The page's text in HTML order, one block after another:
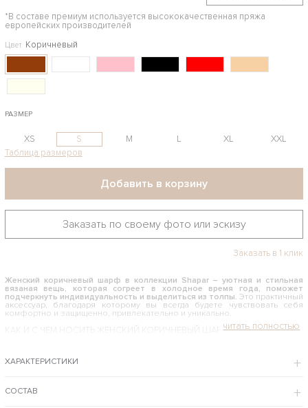
*В составе премиум используется высококачественная пряжа
европейских производителей
Цвет Коричневый
РАЗМЕР
XS S M L XL
XXL
Таблица размеров
Добавить в корзину
Заказать по своему фото или эскизу
Заказать в 1 клик
Женский коричневый шарф в коллекции Shapar – уютная и стильная
вязаная вещь, которая согреет в холодное время года, поможет
подчеркнуть индивидуальность и выделиться из толпы.Это практичный
аксессуар, благодаря которому вы всегда будете чувствовать себя
комфортно и защищенно, привлекательно и уникально.
КАК И С ЧЕМ НОСИТЬ ЖЕНСКИЙ КОРИЧНЕВЫЙ ШАРФ
позволяют это. Шарфик можно применять вместо шали, палантина и
кожаными куртками. При этом каждый образ будет необычным и
стильным. Комплементарности способствует классический цвет и фасон
ХАРАКТЕРИСТИКИ
СОСТАВ